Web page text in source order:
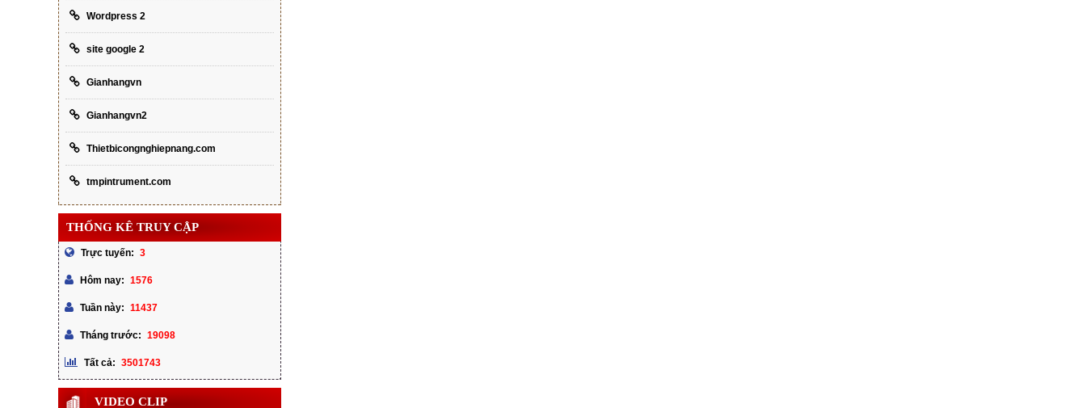
Wordpress 2
site google 2
Gianhangvn
Gianhangvn2
Thietbicongnghiepnang.com
tmpintrument.com
THỐNG KÊ TRUY CẬP
Trực tuyến: 3
Hôm nay: 1576
Tuần này: 11437
Tháng trước: 19098
Tất cả: 3501743
VIDEO CLIP